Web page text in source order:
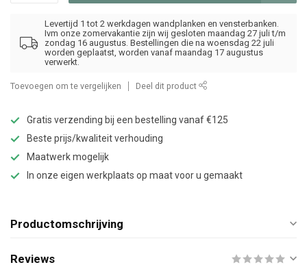
Levertijd 1 tot 2 werkdagen wandplanken en vensterbanken.
Ivm onze zomervakantie zijn wij gesloten maandag 27 juli t/m
zondag 16 augustus. Bestellingen die na woensdag 22 juli
worden geplaatst, worden vanaf maandag 17 augustus
verwerkt.
Toevoegen om te vergelijken Deel dit product
Gratis verzending bij een bestelling vanaf €125
Beste prijs/kwaliteit verhouding
Maatwerk mogelijk
In onze eigen werkplaats op maat voor u gemaakt
Productomschrijving
Reviews